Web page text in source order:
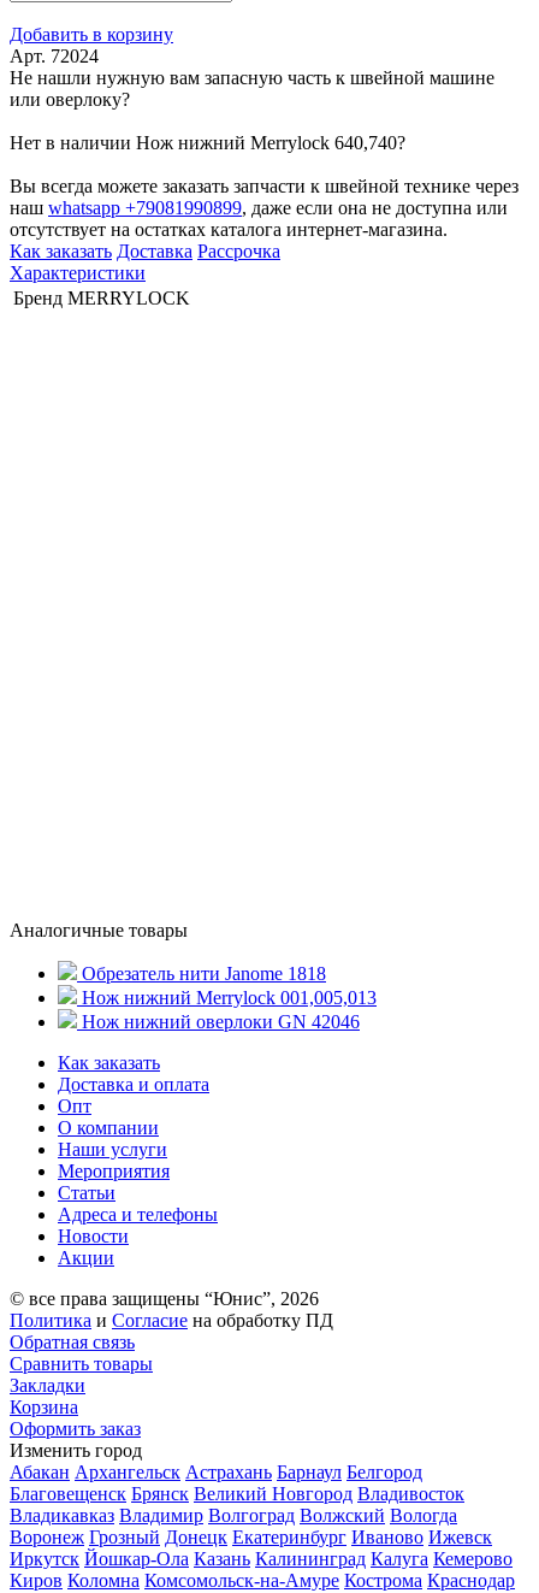
Добавить в корзину
Арт. 72024
Не нашли нужную вам запасную часть к швейной машине
или оверлоку?
Нет в наличии Нож нижний Merrylock 640,740?
Вы всегда можете заказать запчасти к швейной технике через
наш whatsapp +79081990899, даже если она не доступна или
отсутствует на остатках каталога интернет-магазина.
Как заказать Доставка Рассрочка
Характеристики
Бренд MERRYLOCK
Аналогичные товары
Обрезатель нити Janome 1818
Нож нижний Merrylock 001,005,013
Нож нижний оверлоки GN 42046
Как заказать
Доставка и оплата
Опт
О компании
Наши услуги
Мероприятия
Статьи
Адреса и телефоны
Новости
Акции
© все права защищены “Юнис”, 2026
Политика и Согласие на обработку ПД
Обратная связь
Сравнить товары
Закладки
Корзина
Оформить заказ
Изменить город
Абакан Архангельск Астрахань Барнаул Белгород
Благовещенск Брянск Великий Новгород Владивосток
Владикавказ Владимир Волгоград Волжский Вологда
Воронеж Грозный Донецк Екатеринбург Иваново Ижевск
Иркутск Йошкар-Ола Казань Калининград Калуга Кемерово
Киров Коломна Комсомольск-на-Амуре Кострома Краснодар